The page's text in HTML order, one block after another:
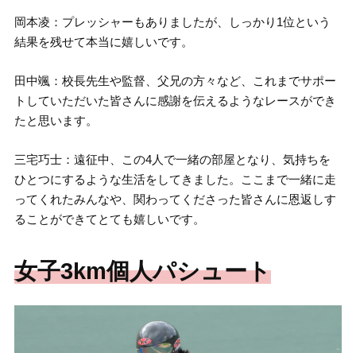
岡本凌：プレッシャーもありましたが、しっかり1位という
結果を残せて本当に嬉しいです。
田中颯：校長先生や監督、父兄の方々など、これまでサポー
トしていただいた皆さんに感謝を伝えるようなレースができ
たと思います。
三宅巧士：遠征中、この4人で一緒の部屋となり、気持ちを
ひとつにするような生活をしてきました。ここまで一緒に走
ってくれたみんなや、関わってくださった皆さんに恩返しす
ることができてとても嬉しいです。
女子3km個人パシュート